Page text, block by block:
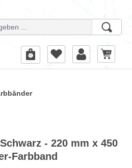
- 220 mm x 450
Farbband